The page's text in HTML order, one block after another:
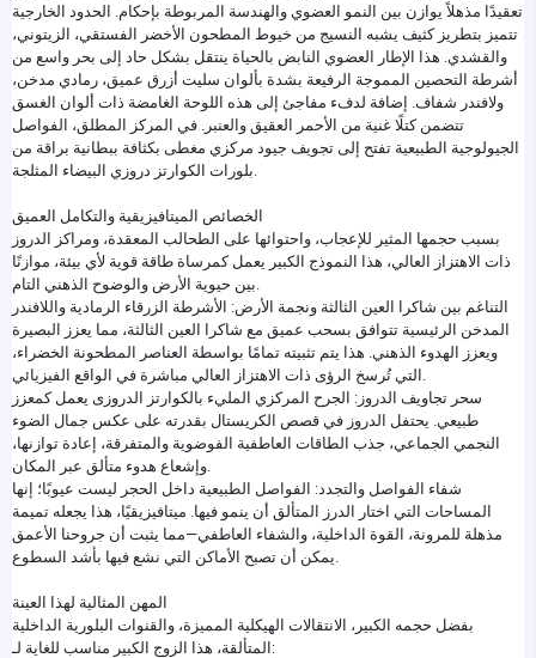
تعقيدًا مذهلاً يوازن بين النمو العضوي والهندسة المربوطة بإحكام. الحدود الخارجية
تتميز بتطريز كثيف يشبه النسيج من خيوط المطحون الأخضر الفستقي، الزيتوني،
والقشدي. هذا الإطار العضوي النابض بالحياة ينتقل بشكل حاد إلى بحر واسع من
أشرطة التحصين المموجة الرفيعة بشدة بألوان سليت أزرق عميق، رمادي مدخن،
ولافندر شفاف. إضافة لدفء مفاجئ إلى هذه اللوحة الغامضة ذات ألوان الغسق
تتضمن كتلًا غنية من الأحمر العقيق والعنبر. في المركز المطلق، الفواصل
الجيولوجية الطبيعية تفتح إلى تجويف جيود مركزي مغطى بكثافة ببطانية براقة من
الخصائص الميتافيزيقية والتكامل العميق
بسبب حجمها المثير للإعجاب، واحتوائها على الطحالب المعقدة، ومراكز الدروز
ذات الاهتزاز العالي، هذا النموذج الكبير يعمل كمرساة طاقة قوية لأي بيئة، موازنًا
التناغم بين شاكرا العين الثالثة ونجمة الأرض: الأشرطة الزرقاء الرمادية واللافندر
المدخن الرئيسية تتوافق بسحب عميق مع شاكرا العين الثالثة، مما يعزز البصيرة
ويعزز الهدوء الذهني. هذا يتم تثبيته تمامًا بواسطة العناصر المطحونة الخضراء،
سحر تجاويف الدروز: الجرح المركزي المليء بالكوارتز الدروزى يعمل كمعزز
طبيعي. يحتفل الدروز في قصص الكريستال بقدرته على عكس جمال الضوء
النجمي الجماعي، جذب الطاقات العاطفية الفوضوية والمتفرقة، إعادة توازنها،
شفاء الفواصل والتجدد: الفواصل الطبيعية داخل الحجر ليست عيوبًا؛ إنها
المساحات التي اختار الدرز المتألق أن ينمو فيها. ميتافيزيقيًا، هذا يجعله تميمة
مذهلة للمرونة، القوة الداخلية، والشفاء العاطفي—مما يثبت أن جروحنا الأعمق
المهن المثالية لهذا العينة
بفضل حجمه الكبير، الانتقالات الهيكلية المميزة، والقنوات البلورية الداخلية
المتألقة، هذا الزوج الكبير مناسب للغاية لـ: